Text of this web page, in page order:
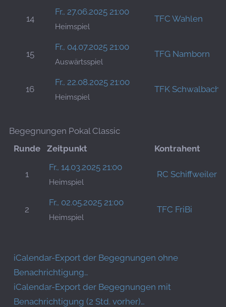
14
Fr., 27.06.2025 21:00
Heimspiel
TFC Wahlen
15
Fr., 04.07.2025 21:00
Auswärtsspiel
TFG Namborn
16
Fr., 22.08.2025 21:00
Heimspiel
TFK Schwalbach
Begegnungen Pokal Classic
Runde
Zeitpunkt Kontrahent
1
Fr., 14.03.2025 21:00
Heimspiel
RC Schiffweiler
2
Fr., 02.05.2025 21:00
Heimspiel
TFC FriBi
iCalendar-Export der Begegnungen ohne
Benachrichtigung…
iCalendar-Export der Begegnungen mit
Benachrichtigung (2 Std. vorher)…